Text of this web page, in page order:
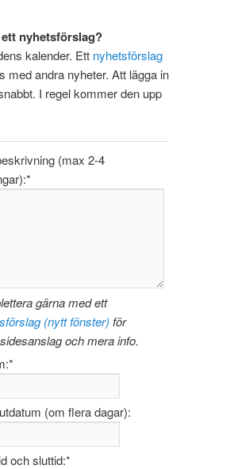
nyhetsförslag?
kalender. Ett nyhetsförslag
med andra nyheter. Att lägga in
I regel kommer den upp
(max 2-4
*
gärna med ett
(nytt fönster) för
och mera info.
*
(om flera dagar):
och sluttid:*